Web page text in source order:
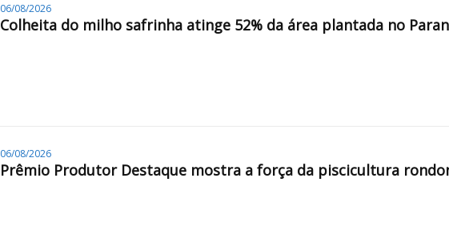
06/08/2026
Colheita do milho safrinha atinge 52% da área plantada no
06/08/2026
Prêmio Produtor Destaque mostra a força da piscicultura